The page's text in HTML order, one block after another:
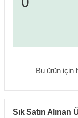
Bu ürün için
Sık Satın Alınan